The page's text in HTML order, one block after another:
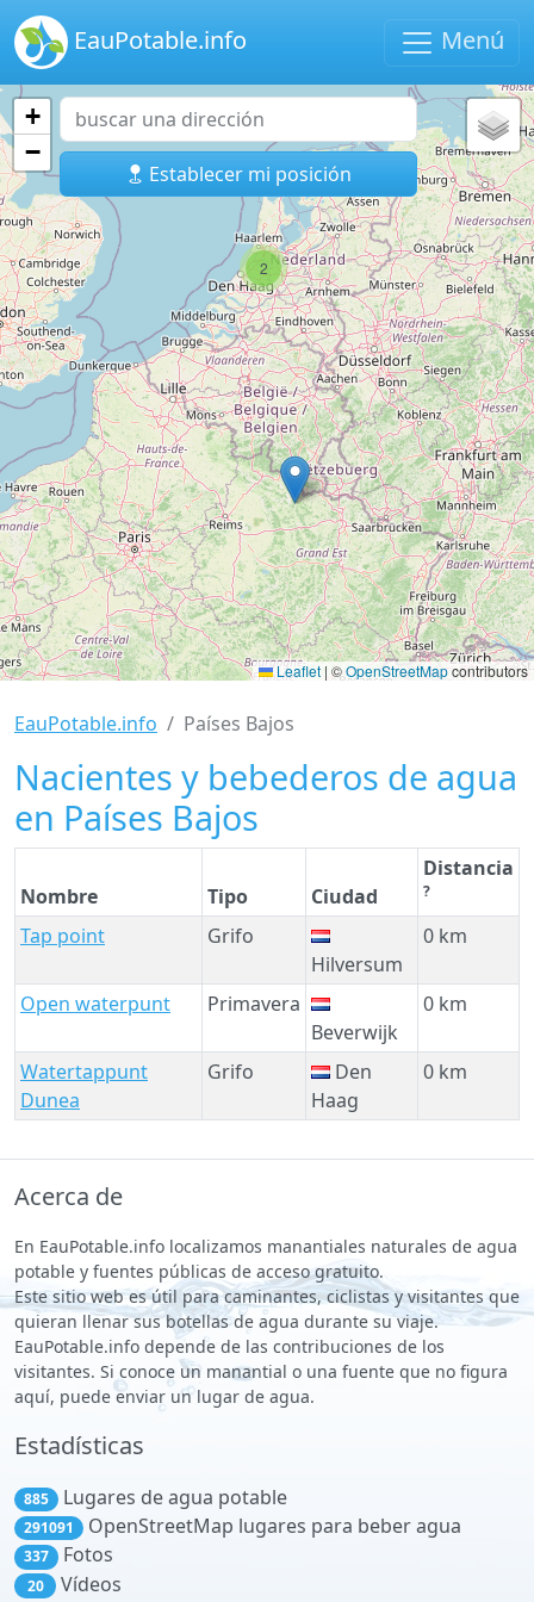
EauPotable.info Menú
Establecer mi posición
2
+
−
Leaflet | ©OpenStreetMapcontributors
EauPotable.info Países Bajos
Nacientes y bebederos de agua
en Países Bajos
Nombre Tipo Ciudad
Distancia
?
Tap point
Grifo
Hilversum
0 km
Open waterpunt
Primavera
Beverwijk
0 km
Watertappunt
Dunea
Grifo
Den
Haag
0 km
Acerca de
En EauPotable.info localizamos manantiales naturales de agua
potable y fuentes públicas de acceso gratuito.
Este sitio web es útil para caminantes, ciclistas y visitantes que
quieran llenar sus botellas de agua durante su viaje.
EauPotable.info depende de las contribuciones de los
visitantes. Si conoce un manantial o una fuente que no figura
aquí, puede enviar un lugar de agua.
Estadísticas
885 Lugares de agua potable
291091 OpenStreetMap lugares para beber agua
337 Fotos
20
Vídeos